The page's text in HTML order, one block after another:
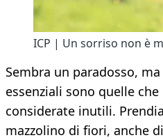
ICP | Un sorriso non è
Sembra un paradosso,
essenziali sono quelle
considerate inutili.
mazzolino di fiori, anche